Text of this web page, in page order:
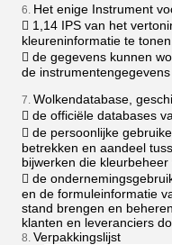
6. Het enige Instrument
 1,14 IPS van het
kleureninformatie te tonen.
 de gegevens kunnen
de
7. Wolkendatabase,
 de officiële databases
 de persoonlijke
betrekken en aandeel
bijwerken die
 de
en de formuleinformatie
stand brengen en
klanten en leveranciers
8. Verpakkingslijst